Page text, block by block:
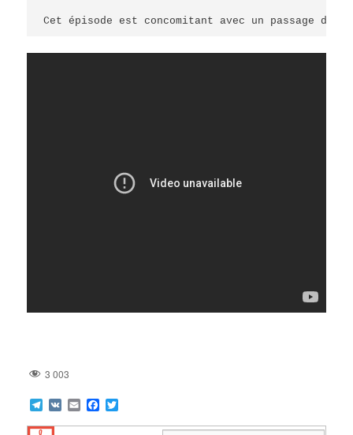
Cet épisode est concomitant avec un passage d'
3 003
Telegram
VK EmailFacebook